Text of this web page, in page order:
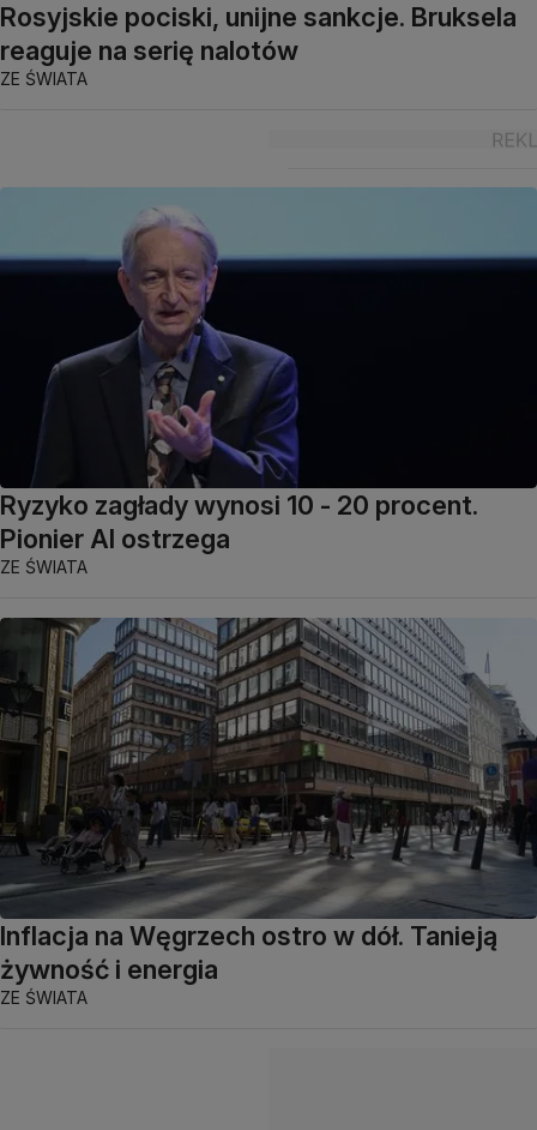
Rosyjskie pociski, unijne sankcje. Bruksela
reaguje na serię nalotów
ZE ŚWIATA
Ryzyko zagłady wynosi 10 - 20 procent.
Pionier AI ostrzega
ZE ŚWIATA
Inflacja na Węgrzech ostro w dół. Tanieją
żywność i energia
ZE ŚWIATA